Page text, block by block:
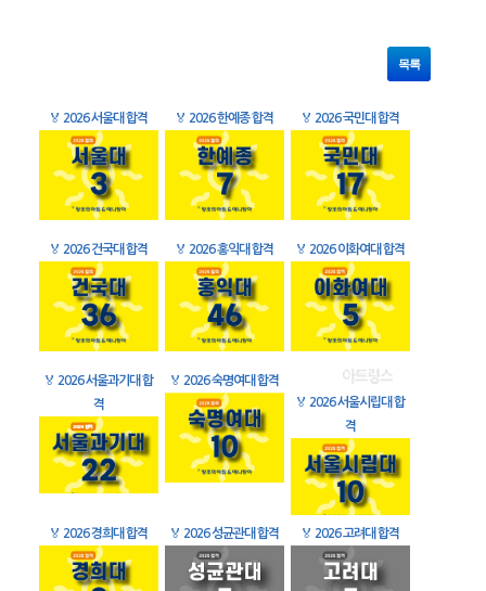
목록
🏅 2026 서울대 합격 🏅 2026 한예종 합격 🏅 2026 국민대 합격
🏅 2026 건국대 합격 🏅 2026 홍익대 합격 🏅 2026 이화여대 합격
🏅 2026 서울과기대 합
격
🏅 2026 숙명여대 합격
🏅 2026 서울시립대 합
격
🏅 2026 경희대 합격 🏅 2026 성균관대 합격 🏅 2026 고려대 합격